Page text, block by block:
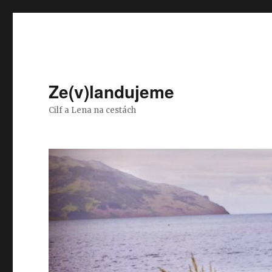
Ze(v)landujeme
Cilf a Lena na cestách